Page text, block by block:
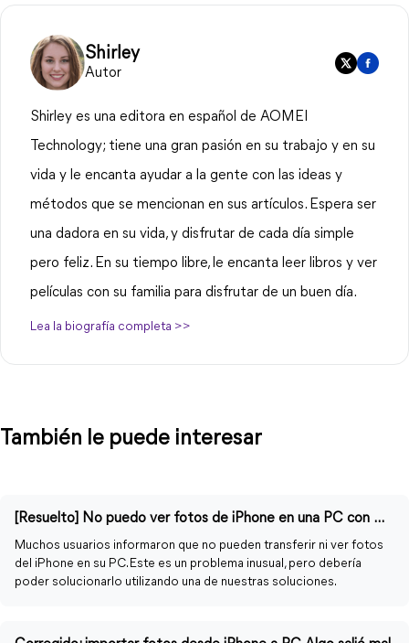
Shirley
Autor
Shirley es una editora en español de AOMEI
Technology; tiene una gran pasión en su trabajo y en su
vida y le encanta ayudar a la gente con las ideas y
métodos que se mencionan en sus artículos. Espera ser
una dadora en su vida, y disfrutar de cada día simple
pero feliz. En su tiempo libre, le encanta leer libros y ver
películas con su familia para disfrutar de un buen día.
Lea la biografía completa >>
También le puede interesar
[Resuelto] No puedo ver fotos de iPhone en una PC con Windows 11/10/8/7
Muchos usuarios informaron que no pueden transferir ni ver fotos
del iPhone en su PC. Este es un problema inusual, pero debería
poder solucionarlo utilizando una de nuestras soluciones.